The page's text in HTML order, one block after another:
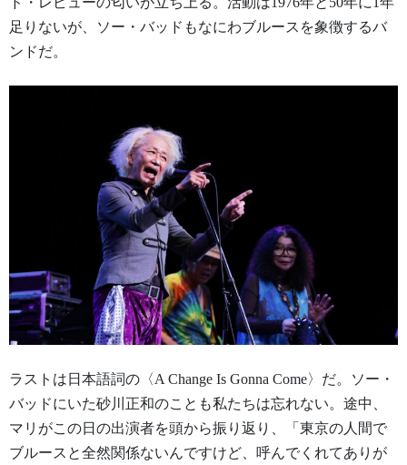
足りないが、ソー・バッドもなにわブルースを象徴するバ
ンドだ。
ラストは日本語詞の〈A Change Is Gonna Come〉だ。ソー・
バッドにいた砂川正和のことも私たちは忘れない。途中、
マリがこの日の出演者を頭から振り返り、「東京の人間で
ブルースと全然関係ないんですけど、呼んでくれてありが